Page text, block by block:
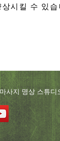
시킬 수 있습
사지 명상 스튜디